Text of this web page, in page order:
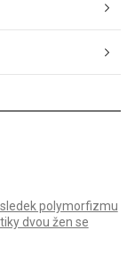
polymorfizmu
dvou žen se